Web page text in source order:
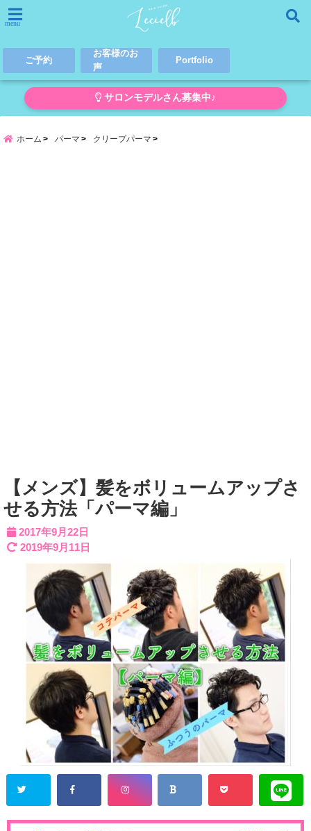
menu
ご予約
お客様のお
声
Portfolio
サロンモデルさん募集中♪
ホーム パーマ クリープパーマ
【メンズ】髪をボリュームアップさ
せる方法「パーマ編」
2017年9月22日
2019年9月11日